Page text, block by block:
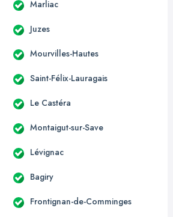
Marliac
Juzes
Mourvilles-Hautes
Saint-Félix-Lauragais
Le Castéra
Montaigut-sur-Save
Lévignac
Bagiry
Frontignan-de-Comminges